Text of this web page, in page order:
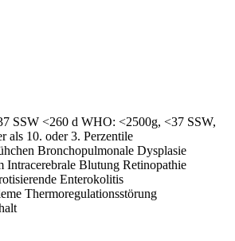
SSW <260 d WHO: <2500g, <37 SSW,
als 10. oder 3. Perzentile
Bronchopulmonale Dysplasie
Intracerebrale Blutung Retinopathie
Enterokolitis
Thermoregulationsstörung